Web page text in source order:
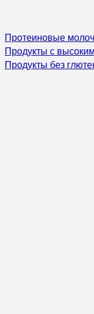
Протеиновые
Продукты с
Продукты без